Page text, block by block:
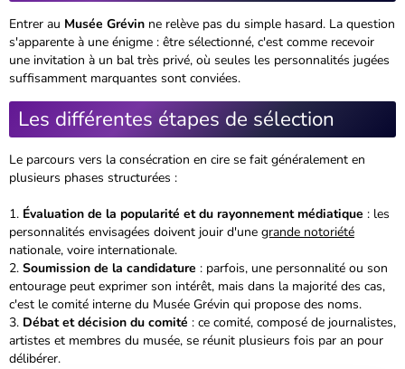
Entrer au Musée Grévin ne relève pas du simple hasard. La question
s'apparente à une énigme : être sélectionné, c'est comme recevoir
une invitation à un bal très privé, où seules les personnalités jugées
suffisamment marquantes sont conviées.
Les différentes étapes de sélection
Le parcours vers la consécration en cire se fait généralement en
plusieurs phases structurées :
Évaluation de la popularité et du rayonnement médiatique : les
personnalités envisagées doivent jouir d'une grande notoriété
nationale, voire internationale.
Soumission de la candidature : parfois, une personnalité ou son
entourage peut exprimer son intérêt, mais dans la majorité des cas,
c'est le comité interne du Musée Grévin qui propose des noms.
Débat et décision du comité : ce comité, composé de journalistes,
artistes et membres du musée, se réunit plusieurs fois par an pour
délibérer.